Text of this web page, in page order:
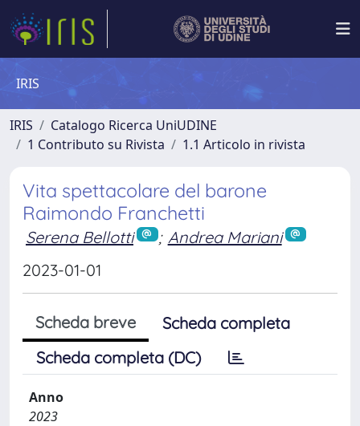
IRIS
IRIS
Catalogo Ricerca UniUDINE
1 Contributo su Rivista
1.1 Articolo in rivista
Vita spettacolare del barone
Raimondo Franchetti
Serena Bellotti ; Andrea Mariani
2023-01-01
Scheda breve
Scheda completa
Scheda completa (DC)
Anno
2023